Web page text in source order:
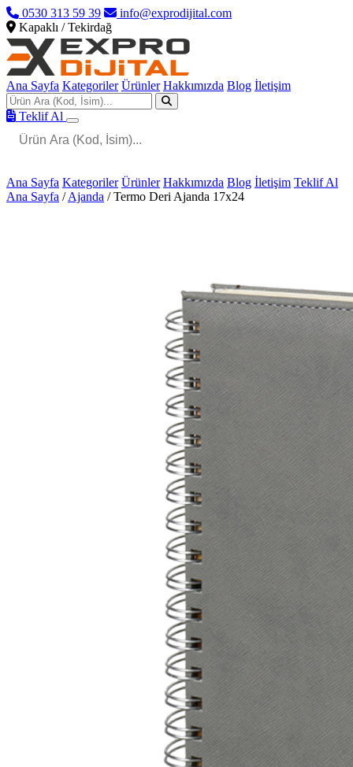
0530 313 59 39
info@exprodijital.com
Kapaklı / Tekirdağ
Ana Sayfa Kategoriler Ürünler Hakkımızda Blog İletişim
Teklif Al
Ana Sayfa Kategoriler Ürünler Hakkımızda Blog İletişim Teklif Al
Ana Sayfa / Ajanda / Termo Deri Ajanda 17x24